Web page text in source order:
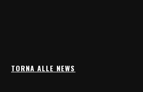
TORNA ALLE NEWS